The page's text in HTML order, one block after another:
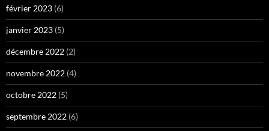
février 2023 (6)
janvier 2023 (5)
décembre 2022 (2)
novembre 2022 (4)
octobre 2022 (5)
septembre 2022 (6)